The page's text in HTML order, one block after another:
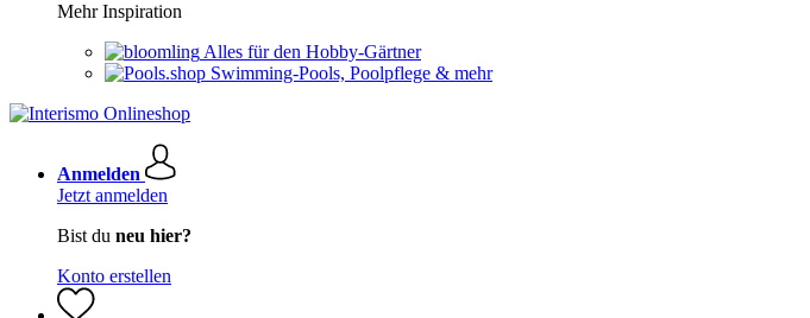
Mehr Inspiration
Alles für den Hobby-Gärtner
Swimming-Pools, Poolpflege & mehr
Anmelden
Jetzt anmelden
Bist du neu hier?
Konto erstellen